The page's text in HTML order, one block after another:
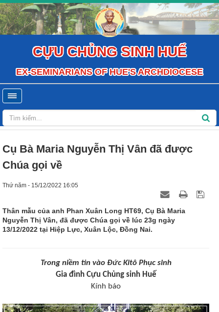
CỰU CHỦNG SINH HUẾ
EX-SEMINARIANS OF HUE'S ARCHDIOCESE
Cụ Bà Maria Nguyễn Thị Vân đã được
Chúa gọi về
Thứ năm - 15/12/2022 16:05
Thân mẫu của anh Phan Xuân Long HT69, Cụ Bà Maria
Nguyễn Thị Vân, đã được Chúa gọi về lúc 23g ngày
13/12/2022 tại Hiệp Lực, Xuân Lộc, Đồng Nai.
Trong niềm tin vào Đức Kitô Phục sinh
Gia đình Cựu Chủng sinh Huế
Kính báo